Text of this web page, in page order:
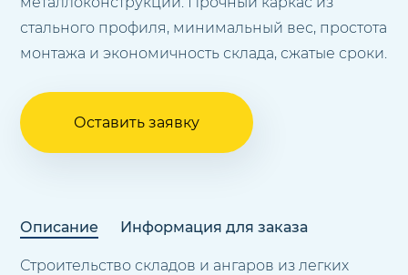
стального профиля, минимальный вес, простота
монтажа и экономичность склада, сжатые сроки.
Оставить заявку
Описание Информация для заказа
Строительство складов и ангаров из легких